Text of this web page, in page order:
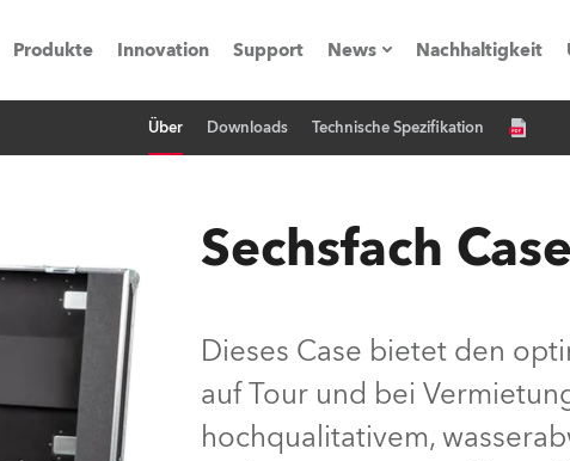
und Tutorials
Produkte Innovation Support News
Pressemitteilungen
Nachhaltigkeit
Über Downloads Technische Spezifikation
Sechsfach
Dieses Case bietet den
auf Tour und bei
hochqualitativem,